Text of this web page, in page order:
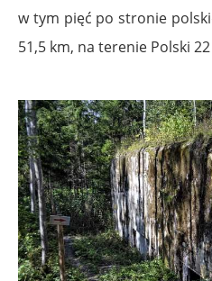
w tym pięć po stronie
51,5 km, na terenie Polski